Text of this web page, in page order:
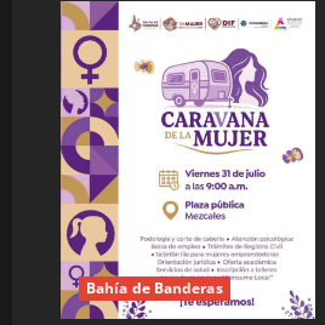
Bahía de Banderas